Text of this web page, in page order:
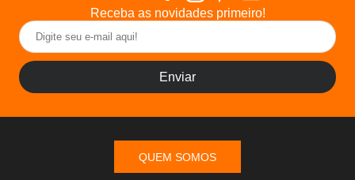
Receba as novidades primeiro!
Enviar
QUEM SOMOS